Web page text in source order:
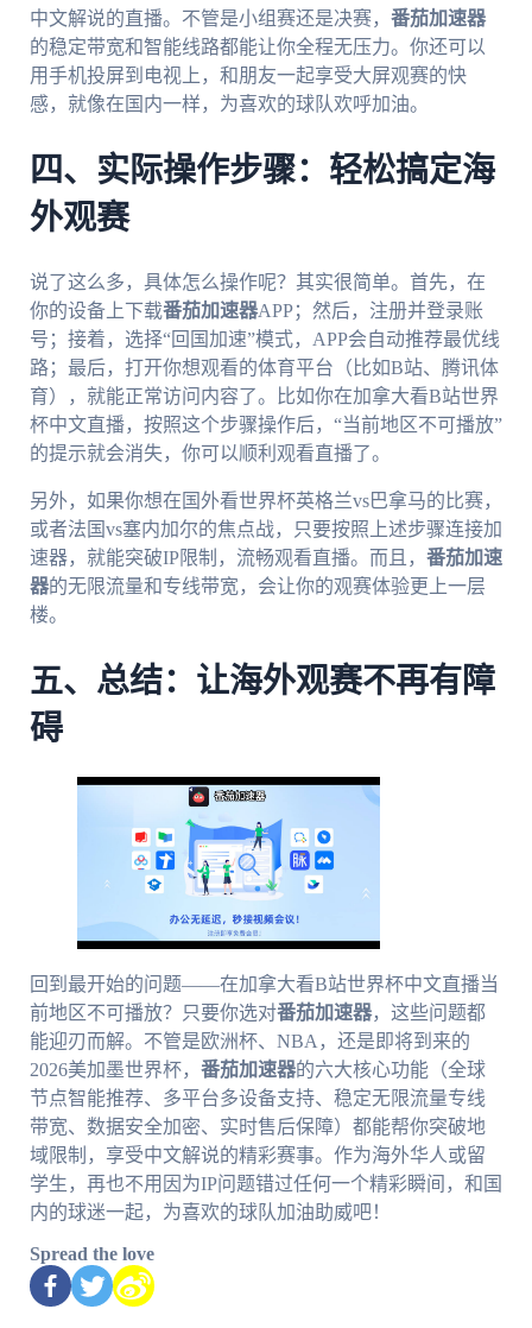
中文解说的直播。不管是小组赛还是决赛， 番茄加速器
的稳定带宽和智能线路都能让你全程无压力。你还可以
用手机投屏到电视上，和朋友一起享受大屏观赛的快
感，就像在国内一样，为喜欢的球队欢呼加油。
四、实际操作步骤：轻松搞定海
外观赛
说了这么多，具体怎么操作呢？其实很简单。首先，在
你的设备上下载番茄加速器APP；然后，注册并登录账
号；接着，选择“回国加速”模式，APP会自动推荐最优线
路；最后，打开你想观看的体育平台（比如B站、腾讯体
育），就能正常访问内容了。比如你在加拿大看B站世界
杯中文直播，按照这个步骤操作后，“当前地区不可播放”
的提示就会消失，你可以顺利观看直播了。
另外，如果你想在国外看世界杯英格兰vs巴拿马的比赛，
或者法国vs塞内加尔的焦点战，只要按照上述步骤连接加
速器，就能突破IP限制，流畅观看直播。而且， 番茄加速
器的无限流量和专线带宽，会让你的观赛体验更上一层
楼。
五、总结：让海外观赛不再有障
碍
回到最开始的问题——在加拿大看B站世界杯中文直播当
前地区不可播放？只要你选对番茄加速器，这些问题都
能迎刃而解。不管是欧洲杯、NBA，还是即将到来的
2026美加墨世界杯， 番茄加速器的六大核心功能（全球
节点智能推荐、多平台多设备支持、稳定无限流量专线
带宽、数据安全加密、实时售后保障）都能帮你突破地
域限制，享受中文解说的精彩赛事。作为海外华人或留
学生，再也不用因为IP问题错过任何一个精彩瞬间，和国
内的球迷一起，为喜欢的球队加油助威吧！
Spread the love